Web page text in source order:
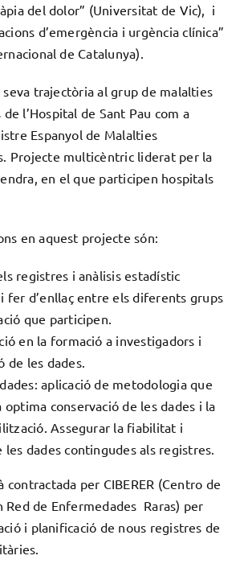
del dolor” (Universitat de Vic), i
d’emergència i urgència clínica”
de Catalunya).
trajectòria al grup de malalties
l’Hospital de Sant Pau com a
Espanyol de Malalties
Projecte multicèntric liderat per la
en el que participen hospitals
en aquest projecte són:
registres i anàlisis estadístic
fer d’enllaç entre els diferents grups
que participen.
en la formació a investigadors i
de les dades.
aplicació de metodologia que
optima conservació de les dades i la
Assegurar la fiabilitat i
dades contingudes als registres.
per CIBERER (Centro de
Red de Enfermedades Raras) per
i planificació de nous registres de